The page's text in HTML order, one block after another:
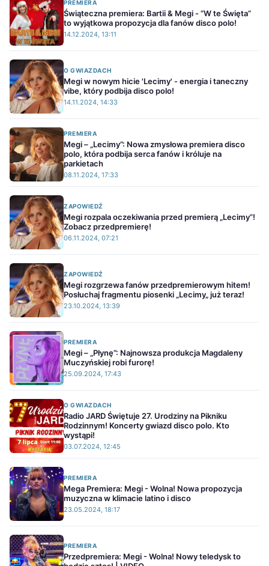
PREMIERA
Świąteczna premiera: Bartii & Megi - ”W te Święta”
to wyjątkowa propozycja dla fanów disco polo!
14.12.2024, 13:11
O GWIAZDACH
Megi w nowym hicie 'Lecimy' - energia i taneczny
vibe, który podbija disco polo!
14.11.2024, 14:33
PREMIERA
Megi – „Lecimy”: Nowa zmysłowa premiera disco
polo, która podbija serca fanów i króluje na
parkietach
08.11.2024, 17:33
ZAPOWIEDŹ
Megi rozpala oczekiwania przed premierą „Lecimy”!
Zobacz przedpremierę!
06.11.2024, 07:21
ZAPOWIEDŹ
Megi rozgrzewa fanów przedpremierowym hitem!
Posłuchaj fragmentu piosenki „Lecimy„ już teraz!
23.10.2024, 13:39
PREMIERA
Megi – „Płynę”: Najnowsza produkcja Magdaleny
Muczyńskiej robi furorę!
25.09.2024, 17:43
O GWIAZDACH
Radio JARD Świętuje 27. Urodziny na Pikniku
Rodzinnym! Koncerty gwiazd disco polo. Kto
wystąpi!
03.07.2024, 12:45
PREMIERA
Mega Premiera: Megi - Wolna! Nowa propozycja
muzyczna w klimacie latino i disco
23.05.2024, 18:17
PREMIERA
Przedpremiera: Megi - Wolna! Nowy teledysk to